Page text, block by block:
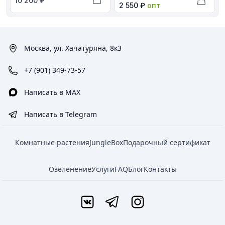
Добавить в корзину
Оптовая цена в рублях
2 550 ₽ опт
Москва, ул. Хачатуряна, 8к3
+7 (901) 349-73-57
Написать в MAX
Написать в Telegram
Комнатные растенияJungleBoxПодарочный сертификат
ОзеленениеУслугиFAQБлогКонтакты